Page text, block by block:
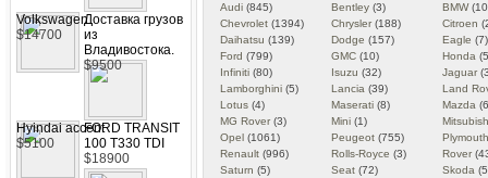
Volkswagen
$14700
Доставка грузов
из
Владивостока.
$9500
Hyindai accent
$5100
FORD TRANSIT
100 T330 TDI
$18900
Audi (845) Bentley (3) BMW
Chevrolet (1394) Chrysler (188) Citroen
Daihatsu (139) Dodge (157) Eagle (7)
Ford (799) GMC (10) Honda
Infiniti (80) Isuzu (32) Jaguar
Lamborghini (5) Lancia (39)
Land
Lotus (4) Maserati (8) Mazda
MG Rover (3) Mini (1)
Opel (1061) Peugeot (755)
Plymouth
Renault (996) Rolls-Royce (3) Rover
Saturn (5) Seat (72) Skoda